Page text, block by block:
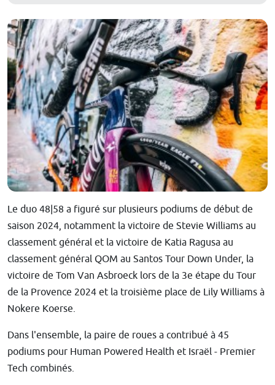
Le duo 48|58 a figuré sur plusieurs podiums de début de
saison 2024, notamment la victoire de Stevie Williams au
classement général et la victoire de Katia Ragusa au
classement général QOM au Santos Tour Down Under, la
victoire de Tom Van Asbroeck lors de la 3e étape du Tour
de la Provence 2024 et la troisième place de Lily Williams à
Nokere Koerse.
Dans l'ensemble, la paire de roues a contribué à 45
podiums pour Human Powered Health et Israël - Premier
Tech combinés.